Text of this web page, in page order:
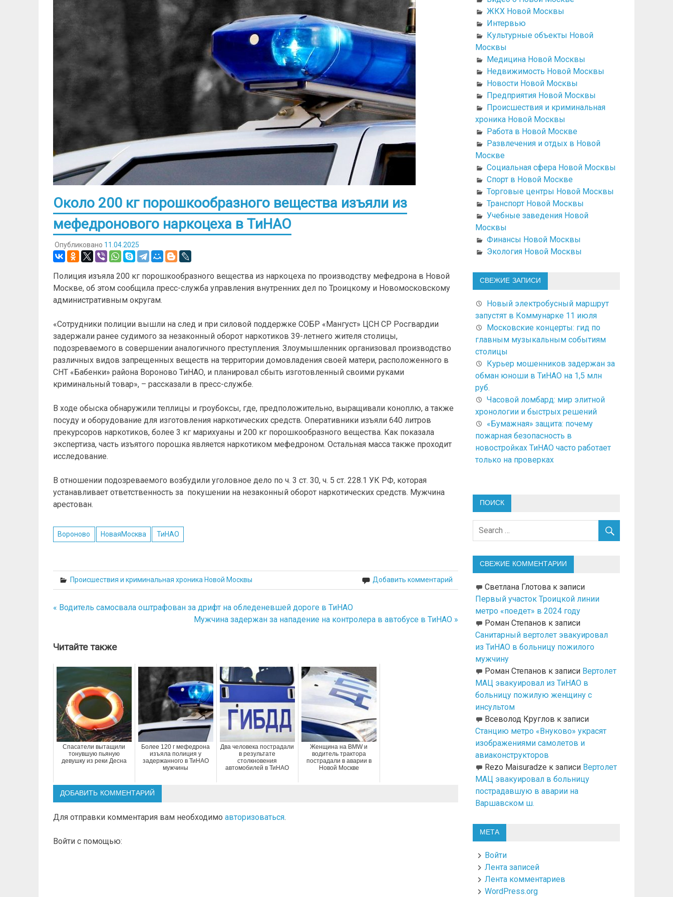
Около 200 кг порошкообразного вещества изъяли из
мефедронового наркоцеха в ТиНАО
Опубликовано 11.04.2025
Полиция изъяла 200 кг порошкообразного вещества из наркоцеха по производству мефедрона в Новой
Москве, об этом сообщила пресс-служба управления внутренних дел по Троицкому и Новомосковскому
административным округам.
«Сотрудники полиции вышли на след и при силовой поддержке СОБР «Мангуст» ЦСН СР Росгвардии
задержали ранее судимого за незаконный оборот наркотиков 39-летнего жителя столицы,
подозреваемого в совершении аналогичного преступления. Злоумышленник организовал производство
различных видов запрещенных веществ на территории домовладения своей матери, расположенного в
СНТ «Бабенки» района Вороново ТиНАО, и планировал сбыть изготовленный своими руками
криминальный товар», – рассказали в пресс-службе.
В ходе обыска обнаружили теплицы и гроубоксы, где, предположительно, выращивали коноплю, а также
посуду и оборудование для изготовления наркотических средств. Оперативники изъяли 640 литров
прекурсоров наркотиков, более 3 кг марихуаны и 200 кг порошкообразного вещества. Как показала
экспертиза, часть изъятого порошка является наркотиком мефедроном. Остальная масса также проходит
исследование.
В отношении подозреваемого возбудили уголовное дело по ч. 3 ст. 30, ч. 5 ст. 228.1 УК РФ, которая
устанавливает ответственность за покушении на незаконный оборот наркотических средств. Мужчина
арестован.
Вороново НоваяМосква ТиНАО
Происшествия и криминальная хроника Новой Москвы Добавить комментарий
Навигация
записям
« Водитель самосвала оштрафован за дрифт на обледеневшей дороге в ТиНАО
Мужчина задержан за нападение на контролера в автобусе в ТиНАО »
Читайте также
Спасатели вытащили
тонувшую пьяную
девушку из реки Десна
Более 120 г мефедрона
изъяла полиция у
задержанного в ТиНАО
мужчины
Два человека пострадали
в результате
столкновения
автомобилей в ТиНАО
Женщина на BMW и
водитель трактора
пострадали в аварии в
Новой Москве
ДОБАВИТЬ КОММЕНТАРИЙ
Для отправки комментария вам необходимо авторизоваться.
Войти с помощью:
ЖКХ Новой Москвы
Интервью
Культурные объекты Новой
Москвы
Медицина Новой Москвы
Недвижимость Новой Москвы
Новости Новой Москвы
Предприятия Новой Москвы
Происшествия и криминальная
хроника Новой Москвы
Работа в Новой Москве
Развлечения и отдых в Новой
Москве
Социальная сфера Новой Москвы
Спорт в Новой Москве
Торговые центры Новой Москвы
Транспорт Новой Москвы
Учебные заведения Новой
Москвы
Финансы Новой Москвы
Экология Новой Москвы
СВЕЖИЕ ЗАПИСИ
Новый электробусный маршрут
запустят в Коммунарке 11 июля
Московские концерты: гид по
главным музыкальным событиям
столицы
Курьер мошенников задержан за
обман юноши в ТиНАО на 1,5 млн
руб.
Часовой ломбард: мир элитной
хронологии и быстрых решений
«Бумажная» защита: почему
пожарная безопасность в
новостройках ТиНАО часто работает
только на проверках
ПОИСК
СВЕЖИЕ КОММЕНТАРИИ
Светлана Глотовак записи
Первый участок Троицкой линии
метро «поедет» в 2024 году
Роман Степанов к записи
Санитарный вертолет эвакуировал
из ТиНАО в больницу пожилого
мужчину
Роман Степанов к записи Вертолет
МАЦ эвакуировал из ТиНАО в
больницу пожилую женщину с
инсультом
Всеволод Круглов к записи
Станцию метро «Внуково» украсят
изображениями самолетов и
авиаконструкторов
Rezo Maisuradze к записи Вертолет
МАЦ эвакуировал в больницу
пострадавшую в аварии на
Варшавском ш.
МЕТА
Войти
Лента записей
Лента комментариев
WordPress.org